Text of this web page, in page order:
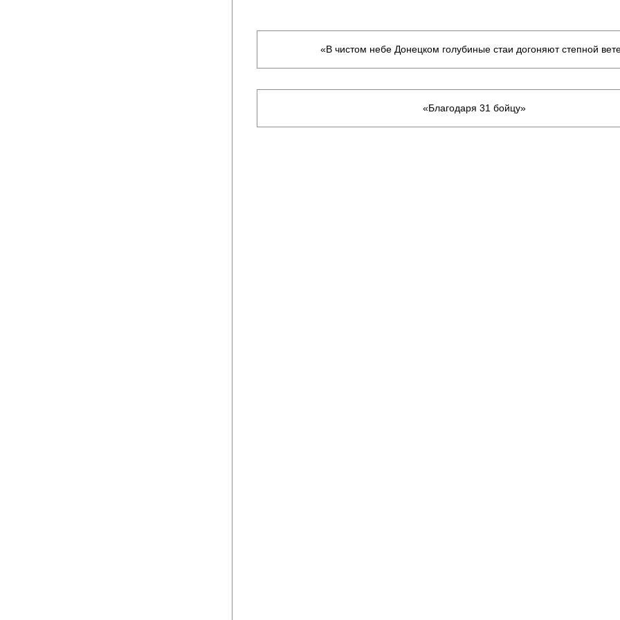
«В чистом небе Донецком голубиные стаи догоняют степной
«Благодаря 31 бойцу»